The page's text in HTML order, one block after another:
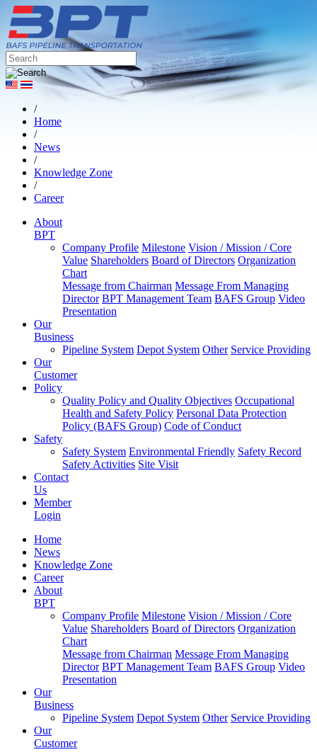
/
Home
/
News
/
Knowledge Zone
/
Career
About
BPT
Company Profile Milestone Vision / Mission / Core
Value Shareholders Board of Directors Organization
Chart
Message from Chairman Message From Managing
Director BPT Management Team BAFS Group Video
Presentation
Our
Business
Pipeline System Depot System Other Service Providing
Our
Customer
Policy
Quality Policy and Quality Objectives Occupational
Health and Safety Policy Personal Data Protection
Policy (BAFS Group) Code of Conduct
Safety
Safety System Environmental Friendly Safety Record
Safety Activities Site Visit
Contact
Us
Member
Login
Home
News
Knowledge Zone
Career
About
BPT
Company Profile Milestone Vision / Mission / Core
Value Shareholders Board of Directors Organization
Chart
Message from Chairman Message From Managing
Director BPT Management Team BAFS Group Video
Presentation
Our
Business
Pipeline System Depot System Other Service Providing
Our
Customer